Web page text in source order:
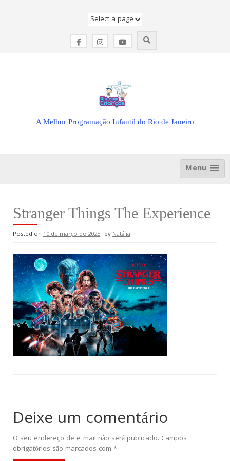
A Melhor Programação Infantil do Rio de Janeiro
Menu
Stranger Things The Experience
Posted on 10 de março de 2025 byNatália
Deixe um comentário
O seu endereço de e-mail não será publicado. Campos
obrigatórios são marcados com *